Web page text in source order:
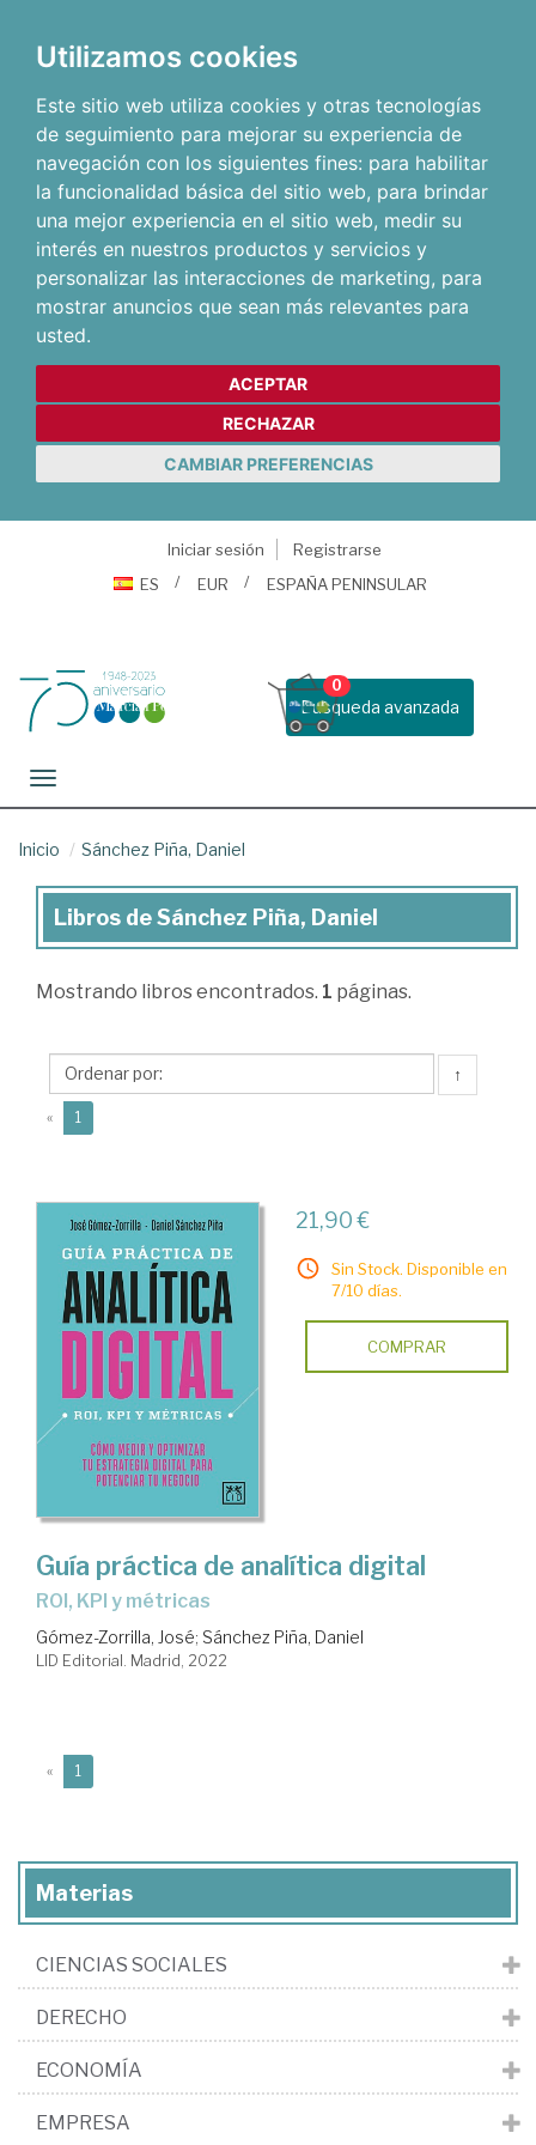
Utilizamos cookies
Este sitio web utiliza cookies y otras tecnologías
de seguimiento para mejorar su experiencia de
navegación con los siguientes fines: para habilitar
la funcionalidad básica del sitio web, para brindar
una mejor experiencia en el sitio web, medir su
interés en nuestros productos y servicios y
personalizar las interacciones de marketing, para
mostrar anuncios que sean más relevantes para
usted.
ACEPTAR
RECHAZAR
CAMBIAR PREFERENCIAS
Iniciar sesión
Registrarse
ES
EUR ESPAÑA PENINSULAR
Busqueda avanzada
0
Toggle navigation
Inicio Sánchez Piña, Daniel
Libros
Sánchez
Daniel
Libros de Sánchez Piña, Daniel
Mostrando libros encontrados. 1 páginas.
↑
« 1
21,90 €
Sin Stock. Disponible en
7/10 días.
COMPRAR
Guía práctica de analítica digital
ROI, KPI y métricas
Gómez-Zorrilla, José; Sánchez Piña, Daniel
LID Editorial. Madrid, 2022
« 1
Materias
CIENCIAS SOCIALES
DERECHO
ECONOMÍA
EMPRESA